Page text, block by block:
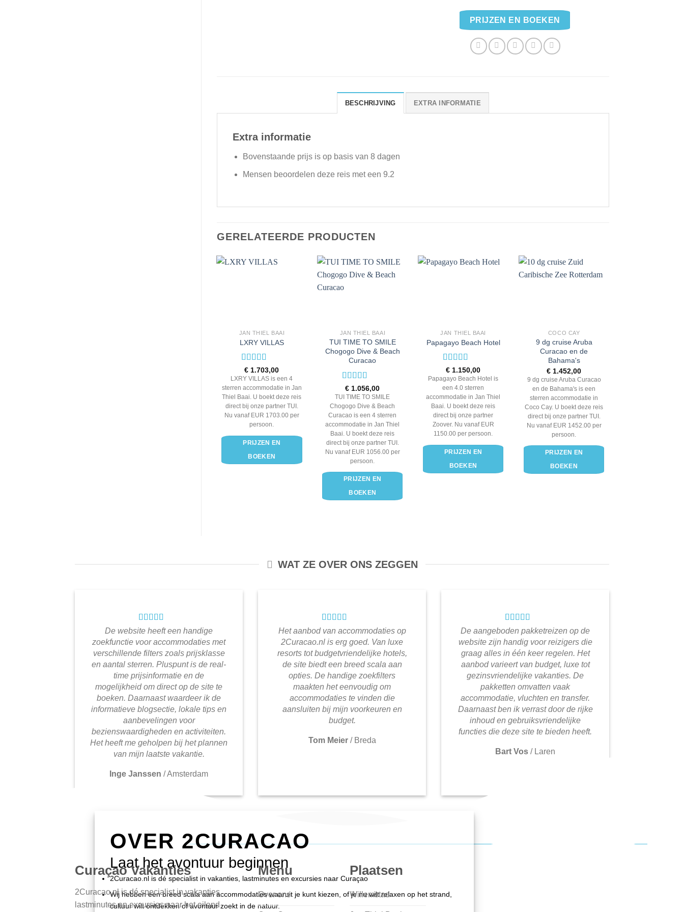
PRIJZEN EN BOEKEN
BESCHRIJVING EXTRA INFORMATIE
Extra informatie
Bovenstaande prijs is op basis van 8 dagen
Mensen beoordelen deze reis met een 9.2
GERELATEERDE PRODUCTEN
JAN THIEL BAAI
LXRY VILLAS
Waardering
4uit 5
€ 1.703,00
LXRY VILLAS is een 4
sterren accommodatie in Jan
Thiel Baai. U boekt deze reis
direct bij onze partner TUI.
Nu vanaf EUR 1703.00 per
persoon.
PRIJZEN EN
BOEKEN
JAN THIEL BAAI
TUI TIME TO SMILE
Chogogo Dive & Beach
Curacao
Waardering
4uit 5
€ 1.056,00
TUI TIME TO SMILE
Chogogo Dive & Beach
Curacao is een 4 sterren
accommodatie in Jan Thiel
Baai. U boekt deze reis
direct bij onze partner TUI.
Nu vanaf EUR 1056.00 per
persoon.
PRIJZEN EN
BOEKEN
JAN THIEL BAAI
Papagayo Beach Hotel
Waardering
4.0uit 5
€ 1.150,00
Papagayo Beach Hotel is
een 4.0 sterren
accommodatie in Jan Thiel
Baai. U boekt deze reis
direct bij onze partner
Zoover. Nu vanaf EUR
1150.00 per persoon.
PRIJZEN EN
BOEKEN
COCO CAY
9 dg cruise Aruba
Curacao en de
Bahama's
€ 1.452,00
9 dg cruise Aruba Curacao
en de Bahama's is een
sterren accommodatie in
Coco Cay. U boekt deze reis
direct bij onze partner TUI.
Nu vanaf EUR 1452.00 per
persoon.
PRIJZEN EN
BOEKEN
WAT ZE OVER ONS ZEGGEN
De website heeft een handige
zoekfunctie voor accommodaties met
verschillende filters zoals prijsklasse
en aantal sterren. Pluspunt is de real-
time prijsinformatie en de
mogelijkheid om direct op de site te
boeken. Daarnaast waardeer ik de
informatieve blogsectie, lokale tips en
aanbevelingen voor
bezienswaardigheden en activiteiten.
Het heeft me geholpen bij het plannen
van mijn laatste vakantie.
Inge Janssen /Amsterdam
Het aanbod van accommodaties op
2Curacao.nl is erg goed. Van luxe
resorts tot budgetvriendelijke hotels,
de site biedt een breed scala aan
opties. De handige zoekfilters
maakten het eenvoudig om
accommodaties te vinden die
aansluiten bij mijn voorkeuren en
budget.
Tom Meier / Breda
De aangeboden pakketreizen op de
website zijn handig voor reizigers die
graag alles in één keer regelen. Het
aanbod varieert van budget, luxe tot
gezinsvriendelijke vakanties. De
pakketten omvatten vaak
accommodatie, vluchten en transfer.
Daarnaast ben ik verrast door de rijke
inhoud en gebruiksvriendelijke
functies die deze site te bieden heeft.
Bart Vos / Laren
OVER 2CURACAO
Laat het avontuur beginnen
2Curacao.nl is dé specialist in vakanties, lastminutes en excursies naar Curaçao
Wij hebben een breed scala aan accommodaties waaruit je kunt kiezen, of je nu wilt relaxen op het strand,
cultuur wilt ontdekken of avontuur zoekt in de natuur.
Curaçao Vakanties
2Curacao.nl is dé specialist in vakanties,
lastminutes en excursies naar het eiland
Menu
Over ons
Plaatsen
Willemstad